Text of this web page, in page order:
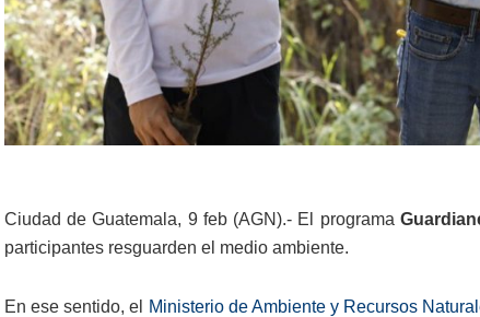
Ciudad de Guatemala, 9 feb (AGN).- El programa
participantes resguarden el medio ambiente.
En ese sentido, el Ministerio de Ambiente y Recursos